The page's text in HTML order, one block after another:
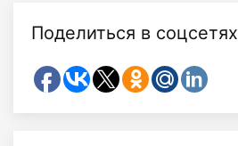
Поделиться в соцсетях